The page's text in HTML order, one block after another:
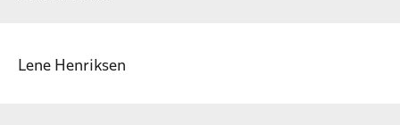
Lene Henriksen